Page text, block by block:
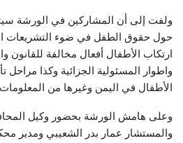
ولفت إلى أن المشاركين في الورشة
حول حقوق الطفل في ضوء التشريعات
ارتكاب الأطفال أفعال مخالفة للقانون
واطوار المسئولية الجزائية وكذا
الأطفال في اليمن وغيرها من
وعلى هامش الورشة بحضور وكيل
والمستشار عمار بدر الشعيبي ومدير